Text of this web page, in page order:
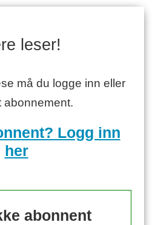
leser!
må du logge inn eller
abonnement.
Logg inn
her
abonnent